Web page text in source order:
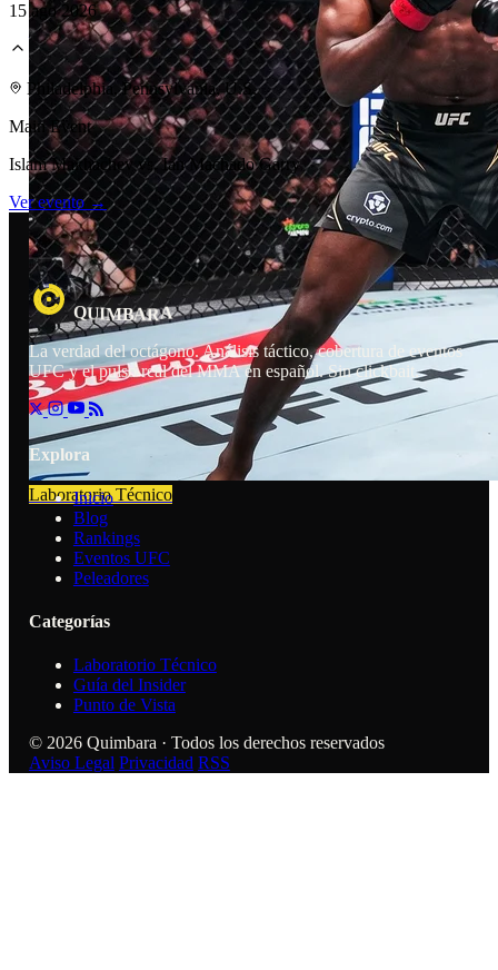
Laboratorio Técnico
Laboratorio Técnico
15 ago 2026
Philadelphia, Pennsylvania, U.S.
Main Event
Islam Makhachev vs. Ian Machado Garry
Ver evento →
QUIMBARA
La verdad del octágono. Análisis táctico, cobertura de eventos
UFC y el pulso real del MMA en español. Sin clickbait.
Explora
Inicio
Blog
Rankings
Eventos UFC
Peleadores
Categorías
Laboratorio Técnico
Guía del Insider
Punto de Vista
© 2026 Quimbara · Todos los derechos reservados
Aviso Legal Privacidad RSS